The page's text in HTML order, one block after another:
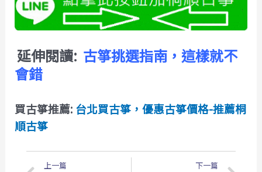
延伸閱讀: 古箏挑選指南，這樣就不
會錯
買古箏推薦: 台北買古箏，優惠古箏價格-推薦桐
順古箏
上一頁
上一篇 下一篇 下